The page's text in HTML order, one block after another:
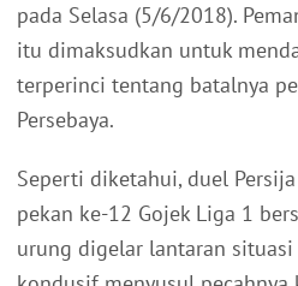
pada Selasa (5/6/2018).
itu dimaksudkan untuk
terperinci tentang batalnya
Persebaya.
Seperti diketahui, duel
pekan ke-12 Gojek Liga 1
urung digelar lantaran